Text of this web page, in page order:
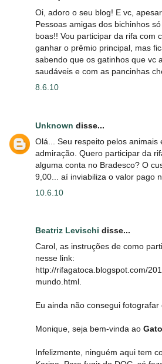
Oi, adoro o seu blog! E vc,
Pessoas amigas dos bichinhos
boas!! Vou participar da rifa com
ganhar o prêmio principal, mas
sabendo que os gatinhos que vc
saudáveis e com as pancinhas
8.6.10
Unknown disse...
Olá... Seu respeito pelos animais
admiração. Quero participar da
alguma conta no Bradesco? O
9,00... aí inviabiliza o valor pago
10.6.10
Beatriz Levischi disse...
Carol, as instruções de como
nesse link:
http://rifagatoca.blogspot.com/
mundo.html.
Eu ainda não consegui
Monique, seja bem-vinda ao
Infelizmente, ninguém aqui tem